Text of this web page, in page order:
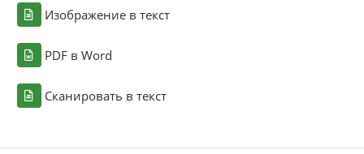
Изображение в текст
PDF в Word
Сканировать в текст